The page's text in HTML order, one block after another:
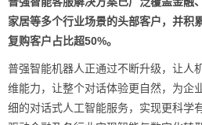
家居等多个行业场景的头部客户，并积
复购客户占比超50%。
普强智能机器人正通过不断升级，让人
维能力，让整个对话体验更自然，为企
细的对话式人工智能服务，实现更科学